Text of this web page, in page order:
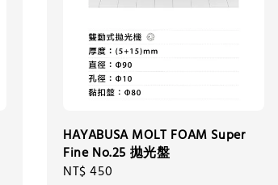
HAYABUSA MOLT FOAM Super
Fine No.25 拋光盤
Regular
NT$ 450